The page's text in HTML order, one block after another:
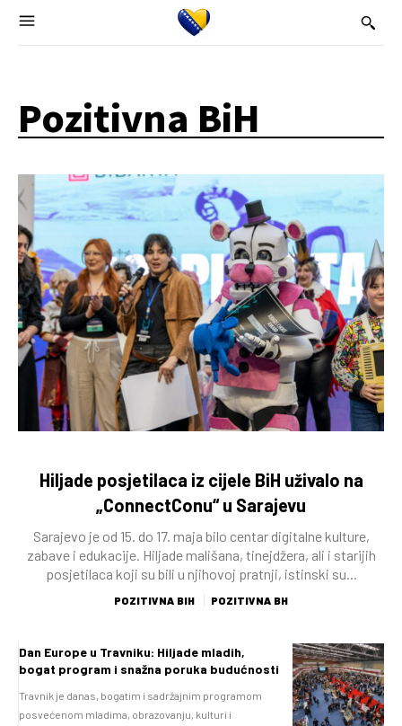
Pozitivna BiH
Hiljade posjetilaca iz cijele BiH uživalo na
„ConnectConu“ u Sarajevu
Sarajevo je od 15. do 17. maja bilo centar digitalne kulture,
zabave i edukacije. Hiljade mališana, tinejdžera, ali i starijih
posjetilaca koji su bili u njihovoj pratnji, istinski su...
POZITIVNA BIH POZITIVNA BH
Dan Europe u Travniku: Hiljade mladih,
bogat program i snažna poruka budućnosti
Travnik je danas, bogatim i sadržajnim programom
posvećenom mladima, obrazovanju, kulturi i